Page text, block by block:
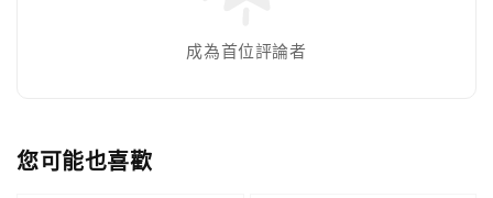
成為首位評論者
您可能也喜歡